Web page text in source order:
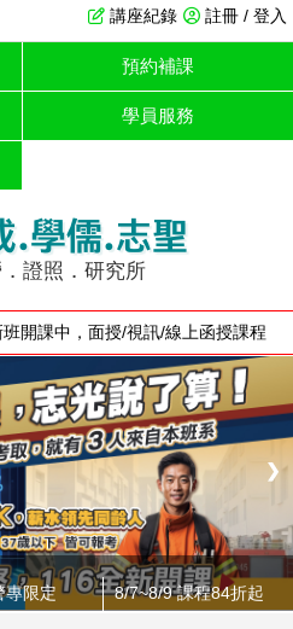
註冊 / 登入
講座紀錄
預約補課
學員服務
.學儒.志聖
證照．研究所
開課中，面授/視訊/線上函授課程
❯
專限定 8/7~8/9 課程84折起